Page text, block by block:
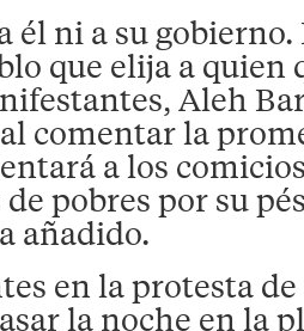
él ni a su
que elija a quien
Aleh
comentar la
a los
pobres por su
añadido.
en la protesta
la noche en la